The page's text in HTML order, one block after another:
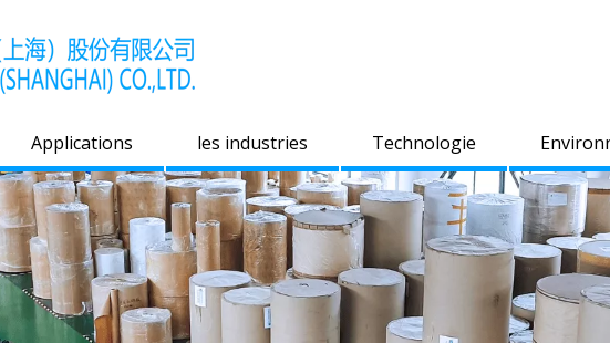
Applications les industries Technologie